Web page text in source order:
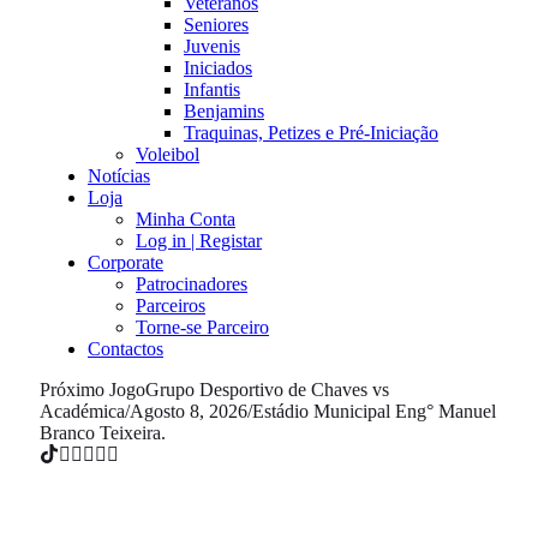
Seniores
Juvenis
Iniciados
Infantis
Benjamins
Traquinas, Petizes e Pré-Iniciação
Voleibol
Notícias
Loja
Minha Conta
Log in | Registar
Corporate
Patrocinadores
Parceiros
Torne-se Parceiro
Contactos
Próximo JogoGrupo Desportivo de Chaves vs
Académica/Agosto 8, 2026/Estádio Municipal Eng° Manuel
Branco Teixeira.